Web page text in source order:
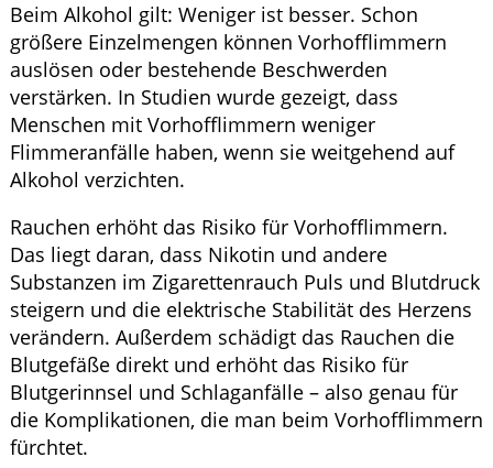
Beim Alkohol gilt: Weniger ist besser. Schon
größere Einzelmengen können Vorhofflimmern
auslösen oder bestehende Beschwerden
verstärken. In Studien wurde gezeigt, dass
Menschen mit Vorhofflimmern weniger
Flimmeranfälle haben, wenn sie weitgehend auf
Alkohol verzichten.
Rauchen erhöht das Risiko für Vorhofflimmern.
Das liegt daran, dass Nikotin und andere
Substanzen im Zigarettenrauch Puls und Blutdruck
steigern und die elektrische Stabilität des Herzens
verändern. Außerdem schädigt das Rauchen die
Blutgefäße direkt und erhöht das Risiko für
Blutgerinnsel und Schlaganfälle – also genau für
die Komplikationen, die man beim Vorhofflimmern
fürchtet.